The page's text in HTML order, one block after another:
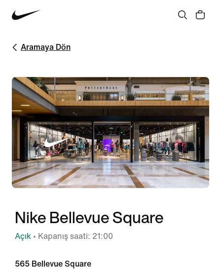
Aramaya Dön
Nike Bellevue Square
Açık • Kapanış saati: 21:00
565 Bellevue Square